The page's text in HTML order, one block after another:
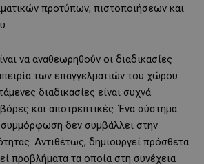
προτύπων, πιστοποιήσεων και
να αναθεωρηθούν οι διαδικασίες
των επαγγελματιών του χώρου
διαδικασίες είναι συχνά
και αποτρεπτικές. Ένα σύστημα
δεν συμβάλλει στην
Αντιθέτως, δημιουργεί πρόσθετα
προβλήματα τα οποία στη συνέχεια